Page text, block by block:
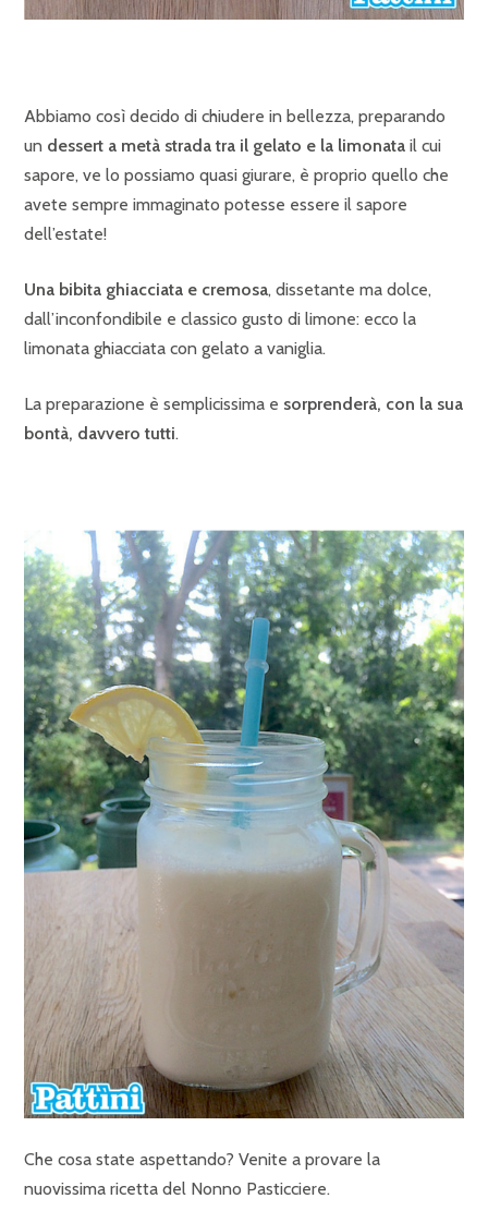
Abbiamo così decido di chiudere in bellezza, preparando
un dessert a metà strada tra il gelato e la limonata il cui
sapore, ve lo possiamo quasi giurare, è proprio quello che
avete sempre immaginato potesse essere il sapore
dell’estate!
Una bibita ghiacciata e cremosa, dissetante ma dolce,
dall’inconfondibile e classico gusto di limone: ecco la
limonata ghiacciata con gelato a vaniglia.
La preparazione è semplicissima e sorprenderà, con la sua
bontà, davvero tutti.
Che cosa state aspettando? Venite a provare la
nuovissima ricetta del Nonno Pasticciere.